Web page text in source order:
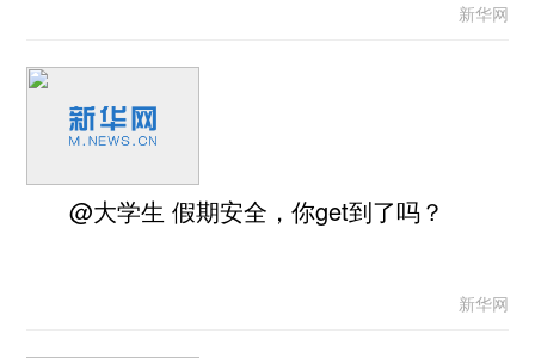
新华网
@大学生 假期安全，你get到了吗？
新华网